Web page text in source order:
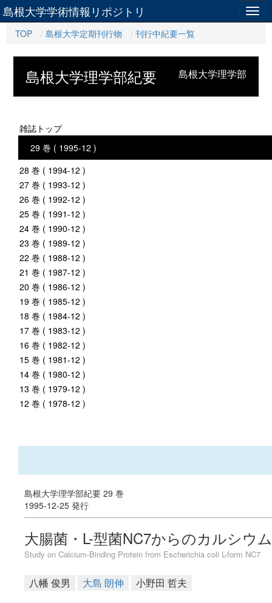
島根大学学術情報リポジトリ
TOP 島根大学定期刊行物 刊行中紀要一覧
島根大学理学部
島根大学理学部紀要
雑誌トップ
29 巻 ( 1995-12 )
28 巻 ( 1994-12 )
27 巻 ( 1993-12 )
26 巻 ( 1992-12 )
25 巻 ( 1991-12 )
24 巻 ( 1990-12 )
23 巻 ( 1989-12 )
22 巻 ( 1988-12 )
21 巻 ( 1987-12 )
20 巻 ( 1986-12 )
19 巻 ( 1985-12 )
18 巻 ( 1984-12 )
17 巻 ( 1983-12 )
16 巻 ( 1982-12 )
15 巻 ( 1981-12 )
14 巻 ( 1980-12 )
13 巻 ( 1979-12 )
12 巻 ( 1978-12 )
島根大学理学部紀要 29 巻
1995-12-25 発行
大腸菌・L-型菌NC7からのカルシウ
Study on Calcium-Binding Protein from Escherichia coli L-form NC7
八幡 俊男 大島 朗伸 小野田 哲夫